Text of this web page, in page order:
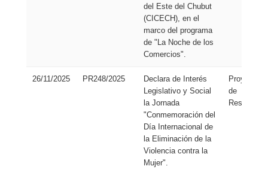
del Este del Chubut
(CICECH), en el
marco del programa
de "La Noche de los
Comercios".
26/11/2025 PR248/2025
Declara de Interés
Legislativo y Social
la Jornada
"Conmemoración del
Día Internacional de
la Eliminación de la
Violencia contra la
Mujer".
Proyecto
de
Resolución